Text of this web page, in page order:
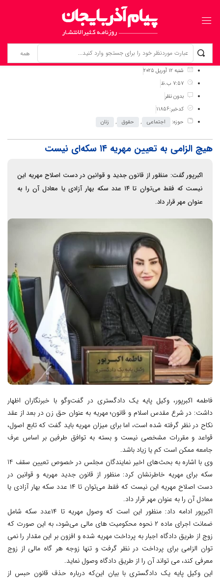
برگ نخست نوشته‌ها
هیچ الزامی به تعیین مهریه ۱۴ سکه‌ای نیست
شنبه 12 آوریل 2025
7:57 ب.ظ
بدون نظر
کدخبر:11856
حوزه:
اجتماعی , حقوق , زنان
هیچ الزامی به تعیین مهریه ۱۴ سکه‌ای نیست
اکبرپور گفت: منظور از قانون جدید و قوانین در دست اصلاح مهریه این
نیست که فقط می‌توان تا ۱۴ عدد سکه بهار آزادی یا معادل آن را به
عنوان مهر قرار داد.
فاطمه اکبرپور، وکیل پایه یک دادگستری در گفت‌وگو با خبرنگاران اظهار
داشت: در شرع مقدس اسلام و قانون؛ مهریه به عنوان حق زن در بعد از عقد
نکاح در نظر گرفته شده است، اما برای میزان مهریه باید گفت که تابع اصول،
قواعد و مقررات مشخصی نیست و بسته به توافق طرفین بر اساس عرف
جامعه ممکن است کم یا زیاد باشد.
وی با اشاره به بحث‌های اخیر نمایندگان مجلس در خصوص تعیین سقف 14
سکه برای مهریه خاطرنشان کرد: منظور از قانون جدید مهریه و قوانین در
دست اصلاح مهریه این نیست که فقط می‌توان تا ۱۴ عدد سکه بهار آزادی یا
معادل آن را به عنوان مهر قرار داد.
اکبرپور ادامه داد: منظور این است که وصول مهریه تا ۱۴عدد سکه شامل
ضمانت اجرای ماده ۲ نحوه محکومیت های مالی می‌شود، به این صورت که
زوج از طریق دادگاه اجبار به پرداخت مهریه شده و افزون بر این مقدار را نمی
توان الزامی برای پرداخت در نظر گرفت و تنها زوجه هر گاه مالی از زوج
معرفی کند، می تواند آن را از طریق دادگاه وصول نماید.
این وکیل پایه یک دادگستری با بیان این‌که درباره حذف قانون حبس از